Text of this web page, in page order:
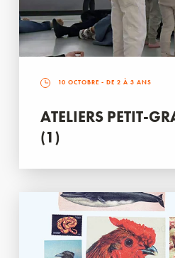
10 OCTOBRE - DE 2 À 3 ANS
ATELIERS PETIT-
(1)